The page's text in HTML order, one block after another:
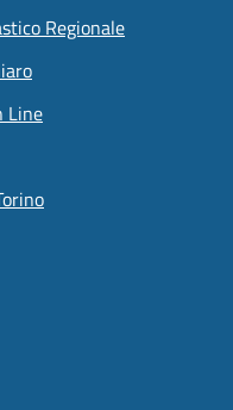
Regionale
Line